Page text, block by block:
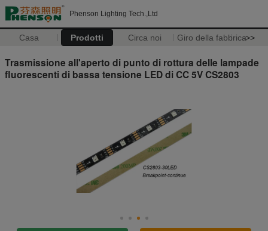
Phenson Lighting Tech.,Ltd
Casa Prodotti Circa noi Giro della fabbrica>>
Trasmissione all'aperto di punto di rottura delle lampade
fluorescenti di bassa tensione LED di CC 5V CS2803